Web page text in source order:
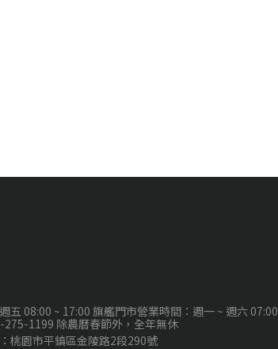
08:00 ~ 17:00 旗艦門市營業時間：週一 ~ 週六 07:00
275-1199 除農曆春節外，全年無休
桃園市平鎮區金陵路2段290號